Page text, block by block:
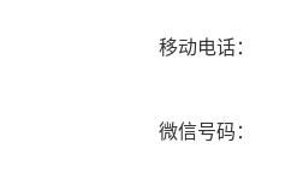
移动电话：
微信号码：